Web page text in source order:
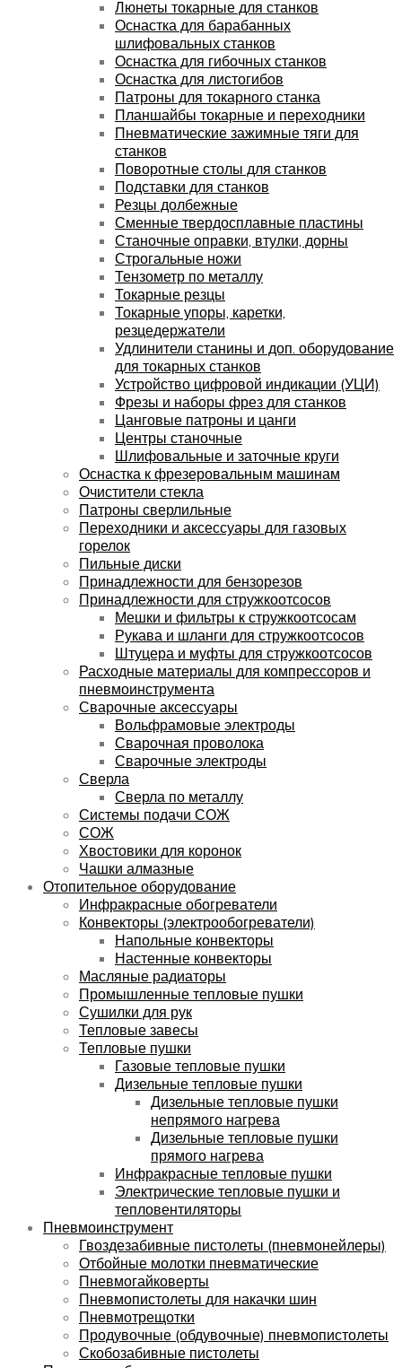
Люнеты токарные для станков
Оснастка для барабанных
шлифовальных станков
Оснастка для гибочных станков
Оснастка для листогибов
Патроны для токарного станка
Планшайбы токарные и переходники
Пневматические зажимные тяги для
станков
Поворотные столы для станков
Подставки для станков
Резцы долбежные
Сменные твердосплавные пластины
Станочные оправки, втулки, дорны
Строгальные ножи
Тензометр по металлу
Токарные резцы
Токарные упоры, каретки,
резцедержатели
Удлинители станины и доп. оборудование
для токарных станков
Устройство цифровой индикации (УЦИ)
Фрезы и наборы фрез для станков
Цанговые патроны и цанги
Центры станочные
Шлифовальные и заточные круги
Оснастка к фрезеровальным машинам
Очистители стекла
Патроны сверлильные
Переходники и аксессуары для газовых
горелок
Пильные диски
Принадлежности для бензорезов
Принадлежности для стружкоотсосов
Мешки и фильтры к стружкоотсосам
Рукава и шланги для стружкоотсосов
Штуцера и муфты для стружкоотсосов
Расходные материалы для компрессоров и
пневмоинструмента
Сварочные аксессуары
Вольфрамовые электроды
Сварочная проволока
Сварочные электроды
Сверла
Сверла по металлу
Системы подачи СОЖ
СОЖ
Хвостовики для коронок
Чашки алмазные
Отопительное оборудование
Инфракрасные обогреватели
Конвекторы (электрообогреватели)
Напольные конвекторы
Настенные конвекторы
Масляные радиаторы
Промышленные тепловые пушки
Сушилки для рук
Тепловые завесы
Тепловые пушки
Газовые тепловые пушки
Дизельные тепловые пушки
Дизельные тепловые пушки
непрямого нагрева
Дизельные тепловые пушки
прямого нагрева
Инфракрасные тепловые пушки
Электрические тепловые пушки и
тепловентиляторы
Пневмоинструмент
Гвоздезабивные пистолеты (пневмонейлеры)
Отбойные молотки пневматические
Пневмогайковерты
Пневмопистолеты для накачки шин
Пневмотрещотки
Продувочные (обдувочные) пневмопистолеты
Скобозабивные пистолеты